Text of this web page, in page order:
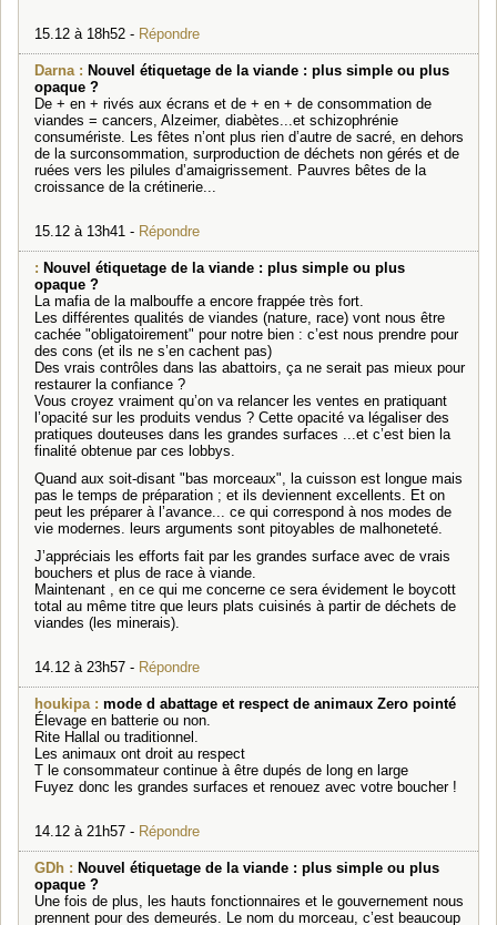
15.12 à 18h52 - Répondre
Darna : Nouvel étiquetage de la viande : plus simple ou plus
opaque ?
De + en + rivés aux écrans et de + en + de consommation de
viandes = cancers, Alzeimer, diabètes...et schizophrénie
consumériste. Les fêtes n’ont plus rien d’autre de sacré, en dehors
de la surconsommation, surproduction de déchets non gérés et de
ruées vers les pilules d’amaigrissement. Pauvres bêtes de la
croissance de la crétinerie...
15.12 à 13h41 - Répondre
: Nouvel étiquetage de la viande : plus simple ou plus
opaque ?
La mafia de la malbouffe a encore frappée très fort.
Les différentes qualités de viandes (nature, race) vont nous être
cachée "obligatoirement" pour notre bien : c’est nous prendre pour
des cons (et ils ne s’en cachent pas)
Des vrais contrôles dans las abattoirs, ça ne serait pas mieux pour
restaurer la confiance ?
Vous croyez vraiment qu’on va relancer les ventes en pratiquant
l’opacité sur les produits vendus ? Cette opacité va légaliser des
pratiques douteuses dans les grandes surfaces ...et c’est bien la
finalité obtenue par ces lobbys.
Quand aux soit-disant "bas morceaux", la cuisson est longue mais
pas le temps de préparation ; et ils deviennent excellents. Et on
peut les préparer à l’avance... ce qui correspond à nos modes de
vie modernes. leurs arguments sont pitoyables de malhoneteté.
J’appréciais les efforts fait par les grandes surface avec de vrais
bouchers et plus de race à viande.
Maintenant , en ce qui me concerne ce sera évidement le boycott
total au même titre que leurs plats cuisinés à partir de déchets de
viandes (les minerais).
14.12 à 23h57 - Répondre
houkipa : mode d abattage et respect de animaux Zero pointé
Élevage en batterie ou non.
Rite Hallal ou traditionnel.
Les animaux ont droit au respect
T le consommateur continue à être dupés de long en large
Fuyez donc les grandes surfaces et renouez avec votre boucher !
14.12 à 21h57 - Répondre
GDh : Nouvel étiquetage de la viande : plus simple ou plus
opaque ?
Une fois de plus, les hauts fonctionnaires et le gouvernement nous
prennent pour des demeurés. Le nom du morceau, c’est beaucoup